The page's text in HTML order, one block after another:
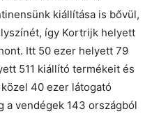
kiállítása is bővül,
így Kortrijk helyett
Itt 50 ezer helyett 79
511 kiállító termékeit és
40 ezer látogató
a vendégek 143 országból